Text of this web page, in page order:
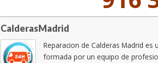
CalderasMadrid
Reparacion de Calderas Madrid
formada por un equipo de